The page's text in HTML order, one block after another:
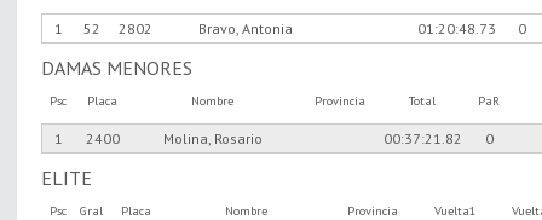
1 52 2802 Bravo, Antonia 01:20:48.73 0
DAMAS MENORES
Psc Placa Nombre Provincia Total PaR
1 2400 Molina, Rosario 00:37:21.82 0
ELITE
Psc Gral Placa Nombre Provincia Vuelta1